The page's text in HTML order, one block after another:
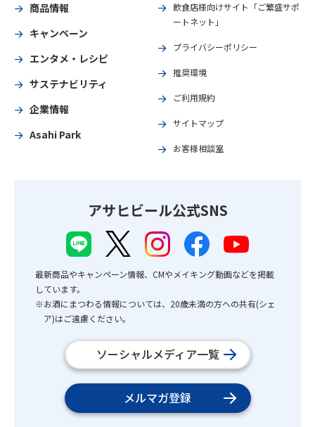
商品情報
キャンペーン
エンタメ・レシピ
サステナビリティ
企業情報
Asahi Park
飲食店様向けサイト「ご繁盛サポ
ートネット」
プライバシーポリシー
推奨環境
ご利用規約
サイトマップ
お客様相談室
アサヒビール公式SNS
最新商品やキャンペーン情報、CMやメイキング動画などを掲載
しています。
※お酒にまつわる情報については、20歳未満の方への共有(シェ
ア)はご遠慮ください。
ソーシャルメディア一覧
メルマガ登録